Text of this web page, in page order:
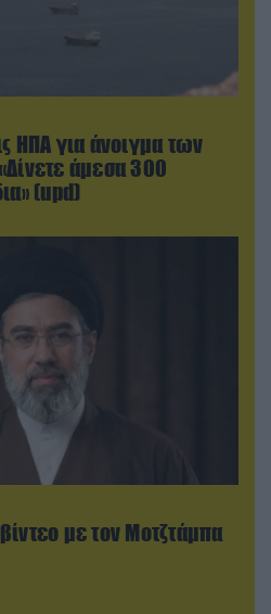
ΗΠΑ για άνοιγμα των
άμεσα 300
(upd)
με τον Μοτζτάμπα